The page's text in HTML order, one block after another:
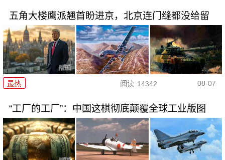
五角大楼鹰派翘首盼进京，北京连门缝都没给留
最热 阅读 14342 08-07
“工厂的工厂”：中国这棋彻底颠覆全球工业版图